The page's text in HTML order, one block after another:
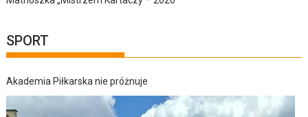
SPORT
Akademia Piłkarska nie próżnuje